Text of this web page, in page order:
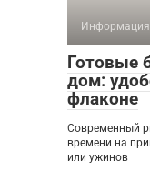
Информация
Готовые
дом:
флаконе
Современный
времени на
или ужинов